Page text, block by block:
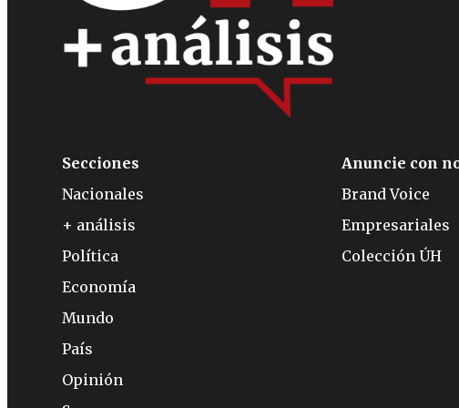
Secciones
Nacionales
+ análisis
Política
Economía
Mundo
País
Opinión
Anuncie con
Brand Voice
Empresariales
Colección ÚH